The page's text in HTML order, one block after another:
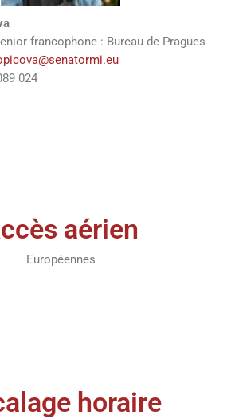
francophone : Bureau de Pragues
024
aérien
Européennes
horaire